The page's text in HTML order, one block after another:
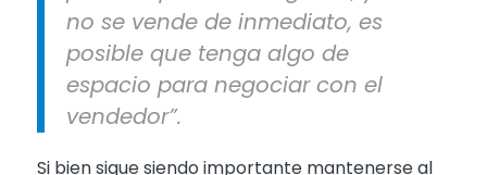
no se vende de inmediato, es
posible que tenga algo de
espacio para negociar con el
vendedor”.
Si bien sigue siendo importante mantenerse al